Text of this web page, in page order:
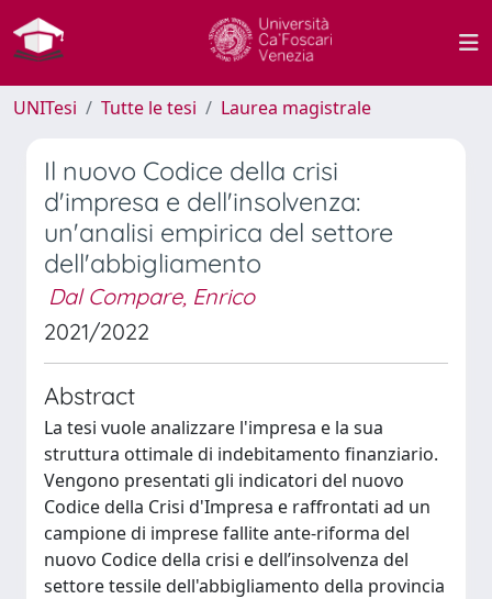
UNITesi Tutte le tesi Laurea magistrale
Il nuovo Codice della crisi
d'impresa e dell'insolvenza:
un'analisi empirica del settore
dell'abbigliamento
Dal Compare, Enrico
2021/2022
Abstract
La tesi vuole analizzare l'impresa e la sua
struttura ottimale di indebitamento finanziario.
Vengono presentati gli indicatori del nuovo
Codice della Crisi d'Impresa e raffrontati ad un
campione di imprese fallite ante-riforma del
nuovo Codice della crisi e dell’insolvenza del
settore tessile dell'abbigliamento della provincia